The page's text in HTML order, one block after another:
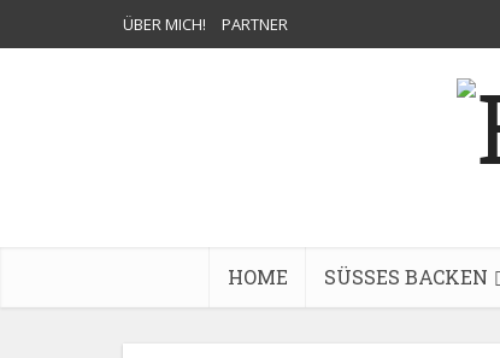
ÜBER MICH! PARTNER
HOME SÜSSES BACKEN